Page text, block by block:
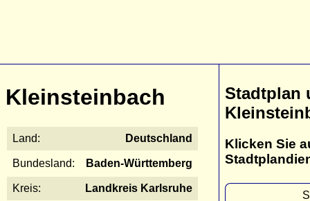
Kleinsteinbach
Land: Deutschland
Bundesland: Baden-Württemberg
Kreis: Landkreis Karlsruhe
Stadtplan
Klicken Sie